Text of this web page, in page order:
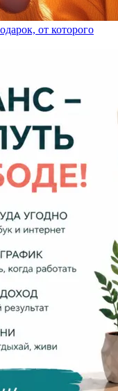
от которого